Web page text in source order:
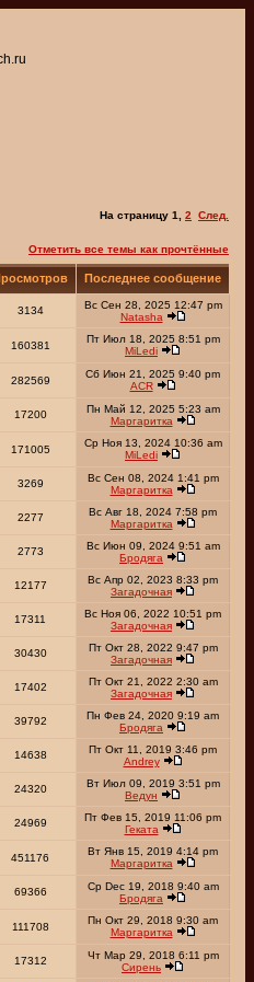
На страницу 1 2 След.
Отметить все темы как прочтённые
Последнее сообщение
3134
Вс Сен 28, 2025 12:47 pm
Natasha
160381
Пт Июл 18, 2025 8:51 pm
MiLedi
282569
Сб Июн 21, 2025 9:40 pm
ACR
17200
Пн Май 12, 2025 5:23 am
Маргаритка
171005
Ср Ноя 13, 2024 10:36 am
MiLedi
3269
Вс Сен 08, 2024 1:41 pm
Маргаритка
2277
Вс Авг 18, 2024 7:58 pm
Маргаритка
2773
Вс Июн 09, 2024 9:51 am
Бродяга
12177
Вс Апр 02, 2023 8:33 pm
Загадочная
17311
Вс Ноя 06, 2022 10:51 pm
Загадочная
30430
Пт Окт 28, 2022 9:47 pm
Загадочная
17402
Пт Окт 21, 2022 2:30 am
Загадочная
39792
Пн Фев 24, 2020 9:19 am
Бродяга
14638
Пт Окт 11, 2019 3:46 pm
Andrey
24320
Вт Июл 09, 2019 3:51 pm
Ведун
24969
Пт Фев 15, 2019 11:06 pm
Геката
451176
Вт Янв 15, 2019 4:14 pm
Маргаритка
69366
Ср Dec 19, 2018 9:40 am
Бродяга
111708
Пн Окт 29, 2018 9:30 am
Маргаритка
17312
Чт Мар 29, 2018 6:11 pm
Сирень